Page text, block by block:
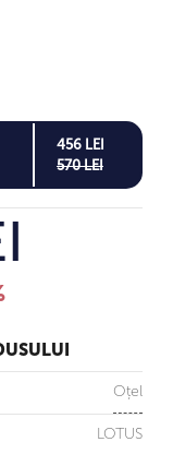
456 LEI
570 LEI
Oțel
LOTUS